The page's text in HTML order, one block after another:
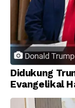
Didukung
Evangelikal